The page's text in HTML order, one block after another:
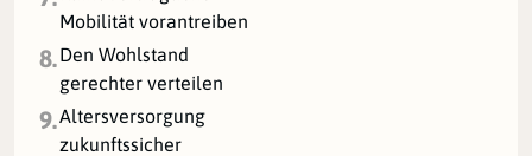
Mobilität vorantreiben
8.Den Wohlstand
gerechter verteilen
9.Altersversorgung
zukunftssicher